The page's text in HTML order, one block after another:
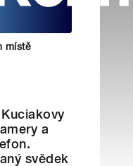
místě
a
svědek